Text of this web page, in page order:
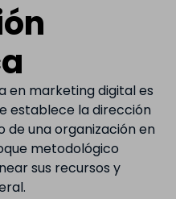
en marketing digital es
establece la dirección
de una organización en
metodológico
sus recursos y